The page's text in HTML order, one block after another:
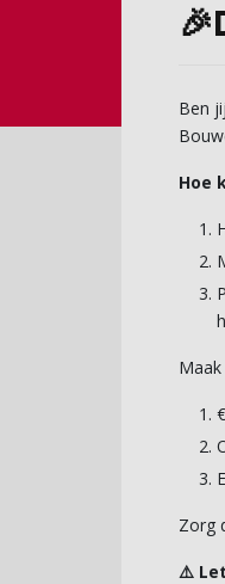
Ben
Hoe
Zorg
⚠